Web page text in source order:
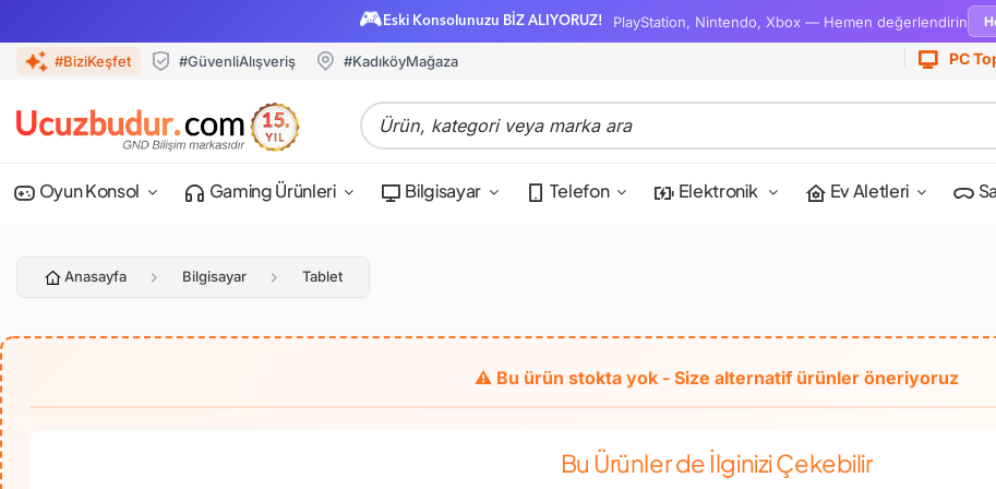
🎮 Eski Konsolunuzu BİZ ALIYORUZ! PlayStation, Nintendo, Xbox — Hemen değerlendirin
#BiziKeşfet #GüvenliAlışveriş #KadıköyMağaza PC
Oyun Konsol Gaming Ürünleri Bilgisayar Telefon Elektronik Ev Aletleri
Anasayfa Bilgisayar Tablet
Bu Ürünler de İlginizi Çekebilir